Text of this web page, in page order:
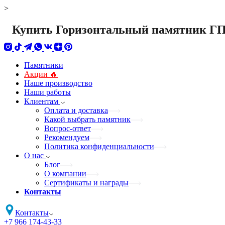
>
Купить Горизонтальный памятник
Памятники
Акции 🔥
Наше производство
Наши работы
Клиентам
Оплата и доставка
Какой выбрать памятник
Вопрос-ответ
Рекомендуем
Политика конфиденциальности
О нас
Блог
О компании
Сертификаты и награды
Контакты
Контакты
+7 966 174-43-33